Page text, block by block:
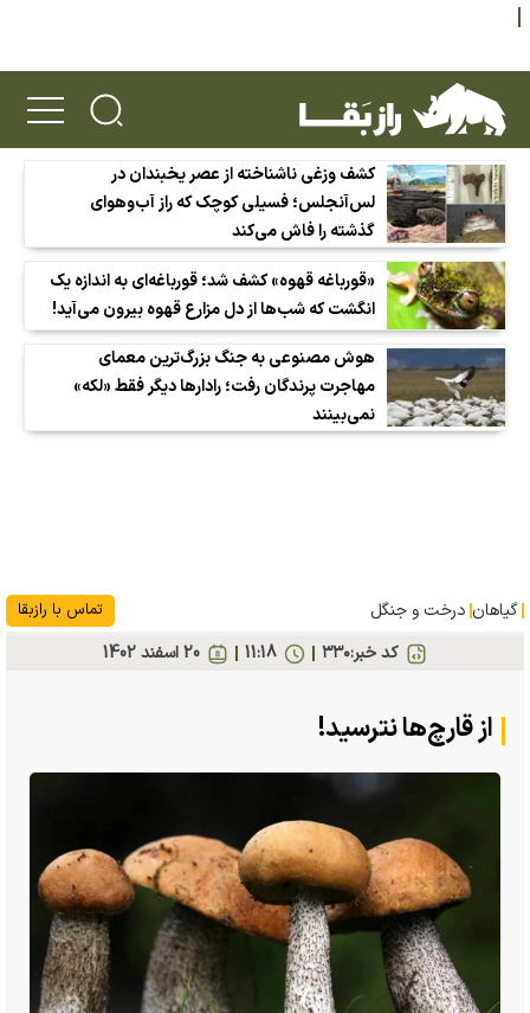
کشف وزغی ناشناخته از عصر یخبندان در
لس‌آنجلس؛ فسیلی کوچک که راز آب‌وهوای
گذشته را فاش می‌کند
«قورباغه قهوه» کشف شد؛ قورباغه‌ای به اندازه یک
انگشت که شب‌ها از دل مزارع قهوه بیرون می‌آید!
هوش مصنوعی به جنگ بزرگ‌ترین معمای
مهاجرت پرندگان رفت؛ رادارها دیگر فقط «لکه»
نمی‌بینند
گیاهان درخت و جنگل تماس با رازبقا
کد خبر:۳۳۰ 20 اسفند 1402 11:18
از قارچ‌ها نترسید!